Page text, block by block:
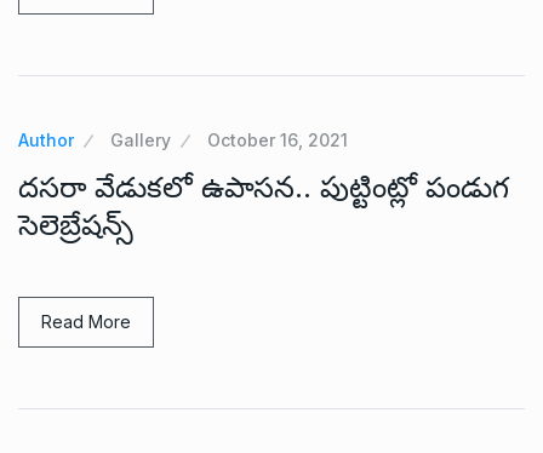
Author Gallery October 16, 2021
దసరా వేడుకలో ఉపాసన.. పుట్టింట్లో పండుగ
సెలెబ్రేషన్స్
Read More